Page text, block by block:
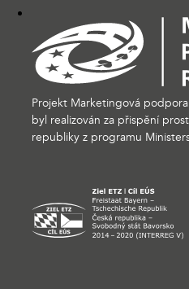
Projekt Marketingová
byl realizován za přispění
republiky z programu